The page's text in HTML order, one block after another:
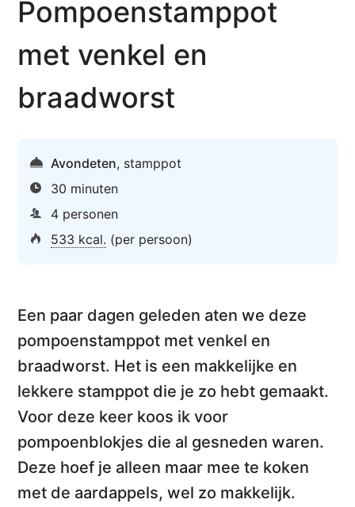
Pompoen­stamppot
met venkel en
braadworst
Avondeten, stamppot
30 minuten
4 personen
533 kcal. (per persoon)
Een paar dagen geleden aten we deze
pompoenstamppot met venkel en
braadworst. Het is een makkelijke en
lekkere stamppot die je zo hebt gemaakt.
Voor deze keer koos ik voor
pompoenblokjes die al gesneden waren.
Deze hoef je alleen maar mee te koken
met de aardappels, wel zo makkelijk.